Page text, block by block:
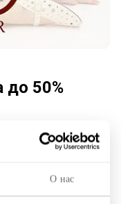
О нас
до 50%